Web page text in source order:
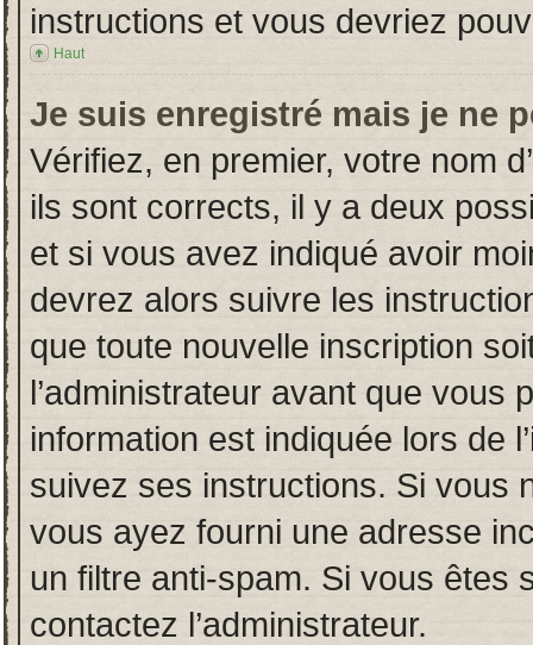
instructions et vous devriez
Haut
Je suis enregistré mais je ne
Vérifiez, en premier, votre nom
ils sont corrects, il y a deux
et si vous avez indiqué avoir
devrez alors suivre les
que toute nouvelle inscription
l’administrateur avant que vous
information est indiquée lors de
suivez ses instructions. Si vous
vous ayez fourni une adresse
un filtre anti-spam. Si vous êtes
contactez l’administrateur.